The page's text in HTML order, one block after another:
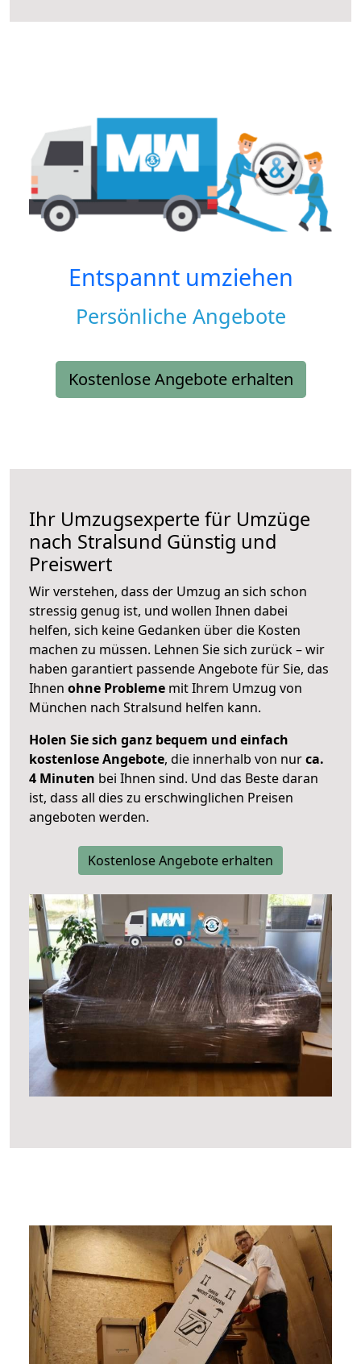
Entspannt umziehen
Persönliche Angebote
Kostenlose Angebote erhalten
Ihr Umzugsexperte für Umzüge
nach Stralsund Günstig und
Preiswert
Wir verstehen, dass der Umzug an sich schon
stressig genug ist, und wollen Ihnen dabei
helfen, sich keine Gedanken über die Kosten
machen zu müssen. Lehnen Sie sich zurück – wir
haben garantiert passende Angebote für Sie, das
Ihnen ohne Probleme mit Ihrem Umzug von
München nach Stralsund helfen kann.
Holen Sie sich ganz bequem und einfach
kostenlose Angebote, die innerhalb von nurca.
4 Minuten bei Ihnen sind. Und das Beste daran
ist, dass all dies zu erschwinglichen Preisen
angeboten werden.
Kostenlose Angebote erhalten